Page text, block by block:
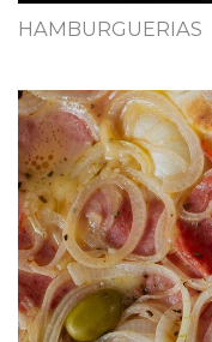
HAMBURGUERIAS